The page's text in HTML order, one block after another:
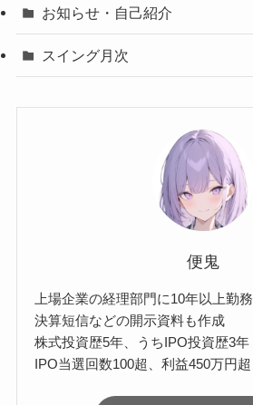
お知らせ・自己紹介
スイング月次
便鬼
上場企業の経理部門に10年以上勤務
決算短信などの開示資料も作成
株式投資歴5年、うちIPO投資歴3年
IPO当選回数100超、利益450万円超